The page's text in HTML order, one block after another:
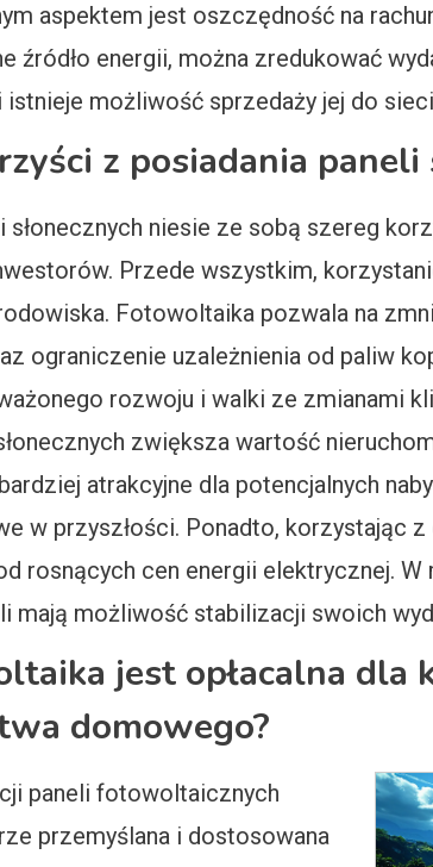
aspektem jest oszczędność na
źródło energii, można zredukować
istnieje możliwość sprzedaży jej do
z posiadania paneli
słonecznych niesie ze sobą szereg
Przede wszystkim,
Fotowoltaika pozwala na
ograniczenie uzależnienia od paliw
rozwoju i walki ze zmianami
zwiększa wartość
atrakcyjne dla potencjalnych
w przyszłości. Ponadto, korzystając z
rosnących cen energii elektrycznej. W
mają możliwość stabilizacji swoich
jest opłacalna dla
domowego?
paneli fotowoltaicznych
przemyślana i dostosowana